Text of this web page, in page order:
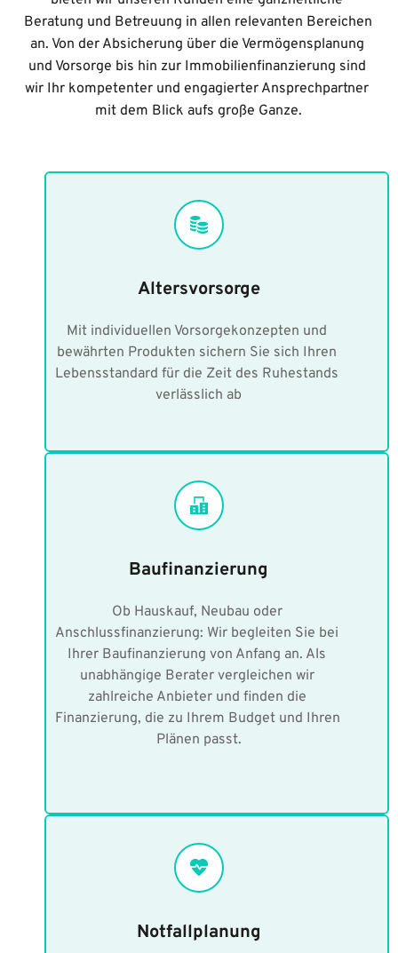
Beratung und Betreuung in allen relevanten Bereichen
an. Von der Absicherung über die Vermögensplanung
und Vorsorge bis hin zur Immobilienfinanzierung sind
wir Ihr kompetenter und engagierter Ansprechpartner
mit dem Blick aufs große Ganze.
Altersvorsorge
Mit individuellen Vorsorgekonzepten und
bewährten Produkten sichern Sie sich Ihren
Lebensstandard für die Zeit des Ruhestands
verlässlich ab
Baufinanzierung
Ob Hauskauf, Neubau oder
Anschlussfinanzierung: Wir begleiten Sie bei
Ihrer Baufinanzierung von Anfang an. Als
unabhängige Berater vergleichen wir
zahlreiche Anbieter und finden die
Finanzierung, die zu Ihrem Budget und Ihren
Plänen passt.
Notfallplanung